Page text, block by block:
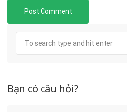
Bạn có câu hỏi?